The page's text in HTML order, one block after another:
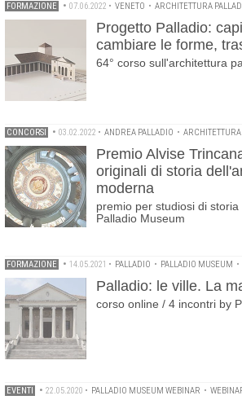
FORMAZIONE • 07.06.2022 • VENETO • ARCHITETTURA
Progetto Palladio:
cambiare le forme,
64° corso sull'architettura
CONCORSI • 03.02.2022 • ANDREA PALLADIO •
Premio Alvise
originali di storia
moderna
premio per studiosi di
Palladio Museum
FORMAZIONE • 14.05.2021 • PALLADIO • PALLADIO MUSEUM •
Palladio: le ville. La
corso online / 4 incontri by
EVENTI • 22.05.2020 • PALLADIO MUSEUM WEBINAR •